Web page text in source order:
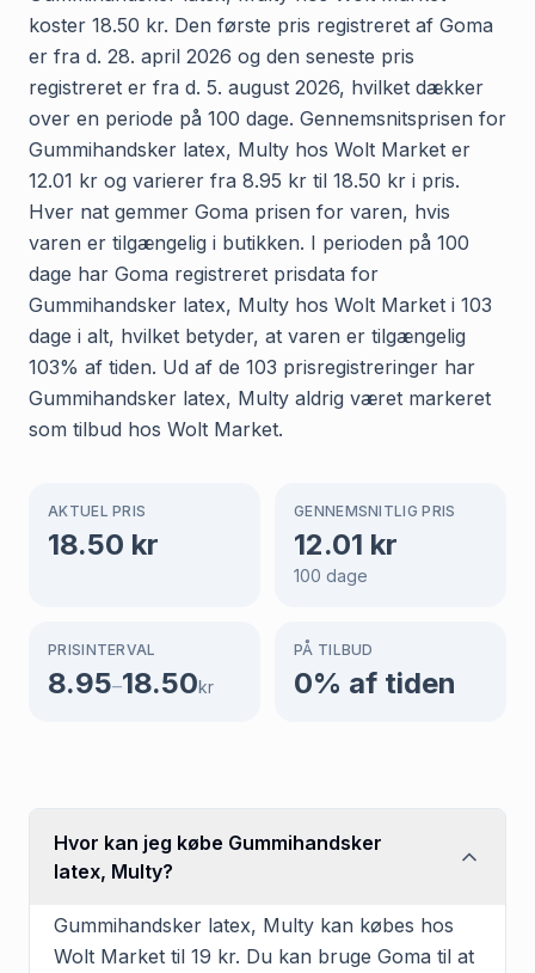
koster 18.50 kr. Den første pris registreret af Goma
er fra d. 28. april 2026 og den seneste pris
registreret er fra d. 5. august 2026, hvilket dækker
over en periode på 100 dage. Gennemsnitsprisen for
Gummihandsker latex, Multy hos Wolt Market er
12.01 kr og varierer fra 8.95 kr til 18.50 kr i pris.
Hver nat gemmer Goma prisen for varen, hvis
varen er tilgængelig i butikken. I perioden på 100
dage har Goma registreret prisdata for
Gummihandsker latex, Multy hos Wolt Market i 103
dage i alt, hvilket betyder, at varen er tilgængelig
103% af tiden. Ud af de 103 prisregistreringer har
Gummihandsker latex, Multy aldrig været markeret
som tilbud hos Wolt Market.
AKTUEL PRIS
18.50 kr
GENNEMSNITLIG PRIS
12.01 kr
100 dage
PRISINTERVAL
8.95–18.50kr
PÅ TILBUD
0% af tiden
Hvor kan jeg købe Gummihandsker
latex, Multy?
Gummihandsker latex, Multy kan købes hos
Wolt Market til 19 kr. Du kan bruge Goma til at